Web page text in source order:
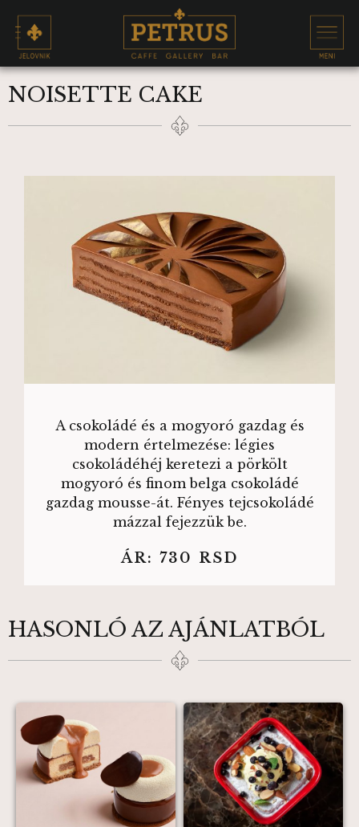
NOISETTE CAKE
A csokoládé és a mogyoró gazdag és
modern értelmezése: légies
csokoládéhéj keretezi a pörkölt
mogyoró és finom belga csokoládé
gazdag mousse-át. Fényes tejcsokoládé
mázzal fejezzük be.
ÁR: 730 RSD
HASONLÓ AZ AJÁNLATBÓL